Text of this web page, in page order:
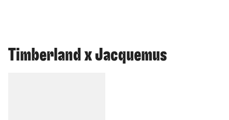
Timberland x Jacquemus